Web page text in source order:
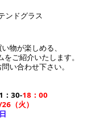
ンドグラス
物が楽しめる、
ご紹介いたします。
い合わせ下さい。
：30-18：00
（火）